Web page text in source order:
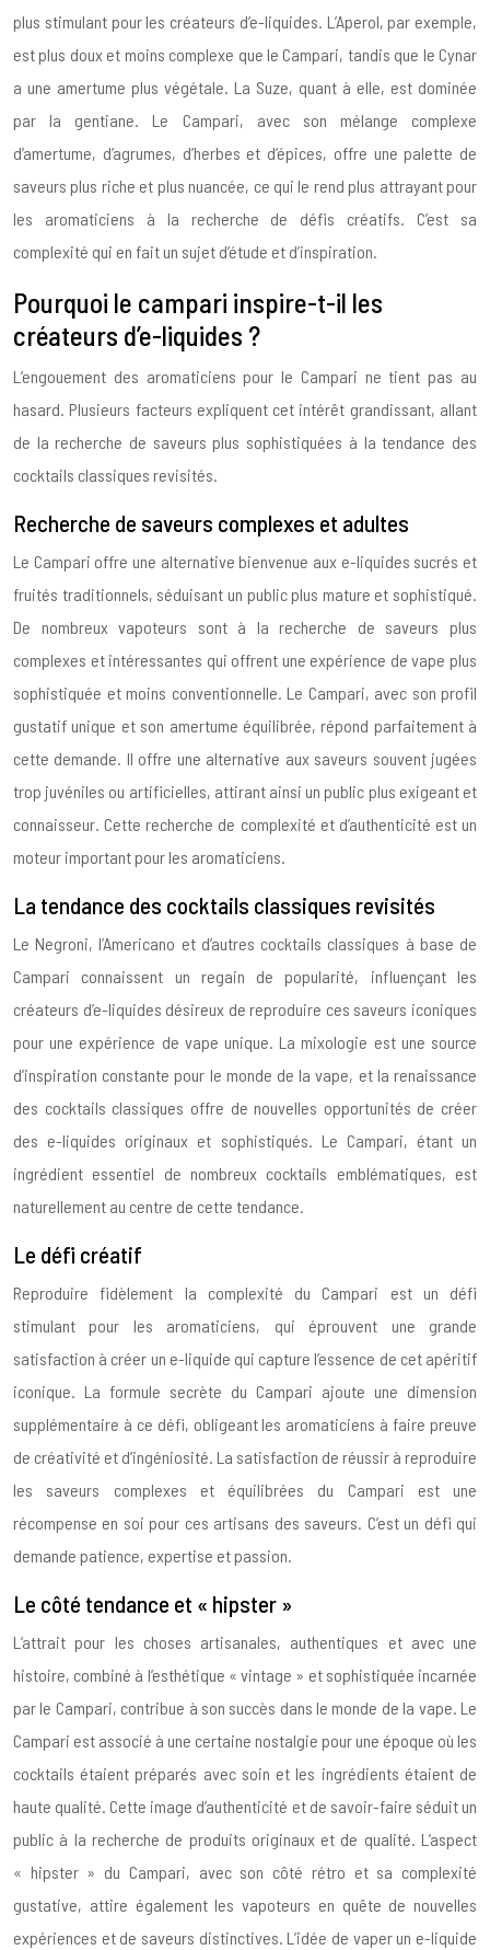
plus stimulant pour les créateurs d’e-liquides. L’Aperol, par exemple,
est plus doux et moins complexe que le Campari, tandis que le Cynar
a une amertume plus végétale. La Suze, quant à elle, est dominée
par la gentiane. Le Campari, avec son mélange complexe
d’amertume, d’agrumes, d’herbes et d’épices, offre une palette de
saveurs plus riche et plus nuancée, ce qui le rend plus attrayant pour
les aromaticiens à la recherche de défis créatifs. C’est sa
complexité qui en fait un sujet d’étude et d’inspiration.
Pourquoi le campari inspire-t-il les
créateurs d’e-liquides ?
L’engouement des aromaticiens pour le Campari ne tient pas au
hasard. Plusieurs facteurs expliquent cet intérêt grandissant, allant
de la recherche de saveurs plus sophistiquées à la tendance des
cocktails classiques revisités.
Recherche de saveurs complexes et adultes
Le Campari offre une alternative bienvenue aux e-liquides sucrés et
fruités traditionnels, séduisant un public plus mature et sophistiqué.
De nombreux vapoteurs sont à la recherche de saveurs plus
complexes et intéressantes qui offrent une expérience de vape plus
sophistiquée et moins conventionnelle. Le Campari, avec son profil
gustatif unique et son amertume équilibrée, répond parfaitement à
cette demande. Il offre une alternative aux saveurs souvent jugées
trop juvéniles ou artificielles, attirant ainsi un public plus exigeant et
connaisseur. Cette recherche de complexité et d’authenticité est un
moteur important pour les aromaticiens.
La tendance des cocktails classiques revisités
Le Negroni, l’Americano et d’autres cocktails classiques à base de
Campari connaissent un regain de popularité, influençant les
créateurs d’e-liquides désireux de reproduire ces saveurs iconiques
pour une expérience de vape unique. La mixologie est une source
d’inspiration constante pour le monde de la vape, et la renaissance
des cocktails classiques offre de nouvelles opportunités de créer
des e-liquides originaux et sophistiqués. Le Campari, étant un
ingrédient essentiel de nombreux cocktails emblématiques, est
naturellement au centre de cette tendance.
Le défi créatif
Reproduire fidèlement la complexité du Campari est un défi
stimulant pour les aromaticiens, qui éprouvent une grande
satisfaction à créer un e-liquide qui capture l’essence de cet apéritif
iconique. La formule secrète du Campari ajoute une dimension
supplémentaire à ce défi, obligeant les aromaticiens à faire preuve
de créativité et d’ingéniosité. La satisfaction de réussir à reproduire
les saveurs complexes et équilibrées du Campari est une
récompense en soi pour ces artisans des saveurs. C’est un défi qui
demande patience, expertise et passion.
Le côté tendance et « hipster »
L’attrait pour les choses artisanales, authentiques et avec une
histoire, combiné à l’esthétique « vintage » et sophistiquée incarnée
par le Campari, contribue à son succès dans le monde de la vape. Le
Campari est associé à une certaine nostalgie pour une époque où les
cocktails étaient préparés avec soin et les ingrédients étaient de
haute qualité. Cette image d’authenticité et de savoir-faire séduit un
public à la recherche de produits originaux et de qualité. L’aspect
« hipster » du Campari, avec son côté rétro et sa complexité
gustative, attire également les vapoteurs en quête de nouvelles
expériences et de saveurs distinctives. L’idée de vaper un e-liquide